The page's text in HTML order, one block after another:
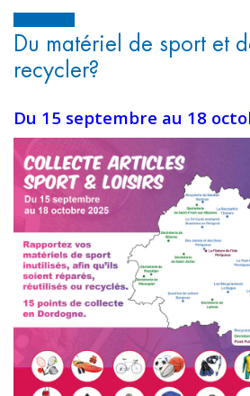
Du matériel de sport et
recycler?
Du 15 septembre au 18